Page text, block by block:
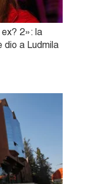
2»: la
dio a Ludmila